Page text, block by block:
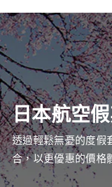
日本航空
透過輕鬆無憂的度假
合，以更優惠的價格